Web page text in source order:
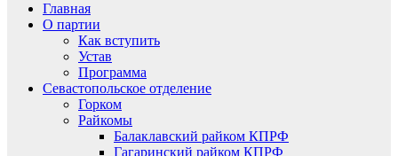
Главная
О партии
Как вступить
Устав
Программа
Севастопольское отделение
Горком
Райкомы
Балаклавский райком КПРФ
Гагаринский райком КПРФ